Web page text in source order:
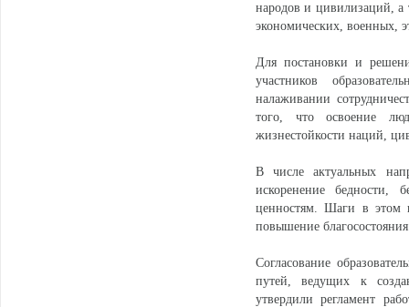
народов и цивилизаций,
экономических, военных,
Для постановки и
участников
налаживании
того, что освоение
жизнестойкости наций,
В числе актуальных
искоренение бедности,
ценностям. Шаги в этом
повышение
Согласование
путей, ведущих к
утвердили регламент